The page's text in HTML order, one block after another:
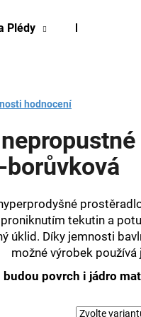
Plédy Látky
hodnocení
tekutin a
úklid. Díky jemnosti
možné výrobek
budou povrch i jádro